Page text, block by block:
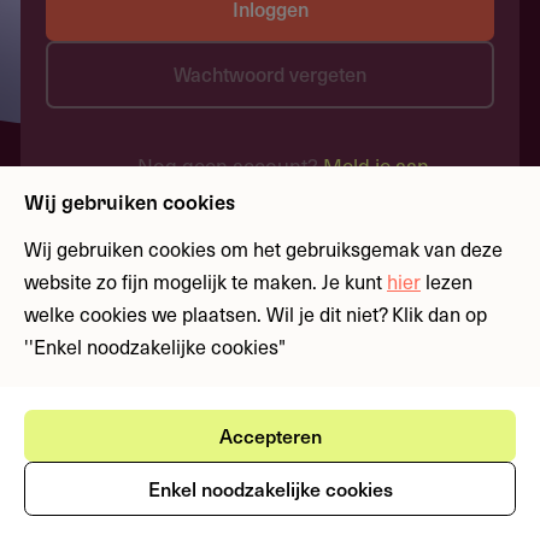
Inloggen
Wachtwoord vergeten
Nog geen account?Meld je aan
Wij gebruiken cookies
Wij gebruiken cookies om het gebruiksgemak van deze
website zo fijn mogelijk te maken. Je kunt hier lezen
welke cookies we plaatsen. Wil je dit niet? Klik dan op
''Enkel noodzakelijke cookies"
Accepteren
Enkel noodzakelijke cookies